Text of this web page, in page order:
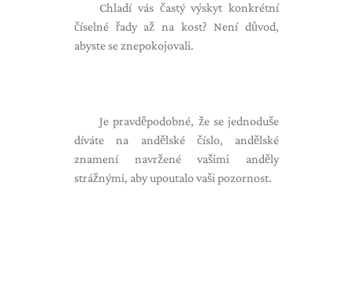
Chladí vás častý výskyt konkrétní
číselné řady až na kost? Není důvod,
abyste se znepokojovali.
Je pravděpodobné, že se jednoduše
díváte na andělské číslo, andělské
znamení navržené vašimi anděly
strážnými, aby upoutalo vaši pozornost.